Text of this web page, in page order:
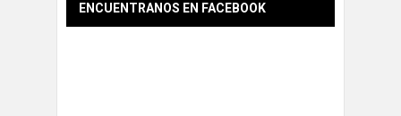
ENCUENTRANOS EN FACEBOOK